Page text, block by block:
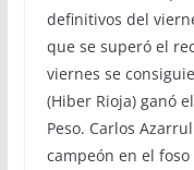
definitivos del
que se superó el
viernes se
(Hiber Rioja) ganó
Peso. Carlos
campeón en el